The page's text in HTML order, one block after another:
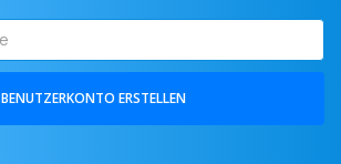
BENUTZERKONTO ERSTELLEN